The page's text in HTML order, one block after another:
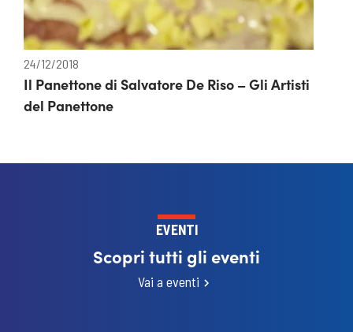
24/12/2018
Il Panettone di Salvatore De Riso – Gli Artisti
del Panettone
EVENTI
Scopri tutti gli eventi
Vai a eventi